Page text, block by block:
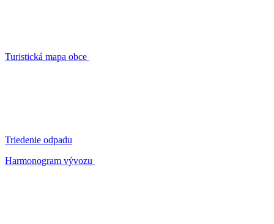
Turistická mapa obce
Triedenie odpadu
Harmonogram vývozu